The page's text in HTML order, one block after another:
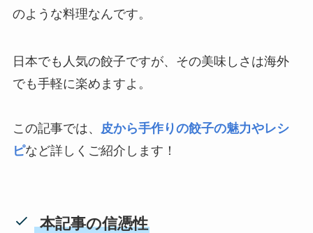
のような料理なんです。
日本でも人気の餃子ですが、その美味しさは海外
でも手軽に楽めますよ。
この記事では、 皮から手作りの餃子の魅力やレシ
ピなど詳しくご紹介します！
本記事の信憑性